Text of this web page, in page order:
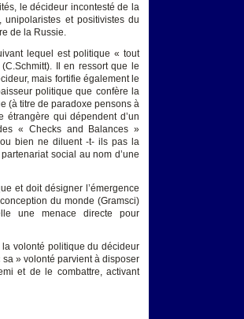
le décideur incontesté de la
unipolaristes et positivistes du
de la Russie.
lequel est politique « tout
Il en ressort que le
mais fortifie également le
politique que confère la
(à titre de paradoxe pensons à
qui dépendent d’un
« Checks and Balances »
bien ne diluent -t- ils pas la
social au nom d’une
et doit désigner l’émergence
du monde (Gramsci)
une menace directe pour
volonté politique du décideur
sa » volonté parvient à disposer
et de le combattre, activant